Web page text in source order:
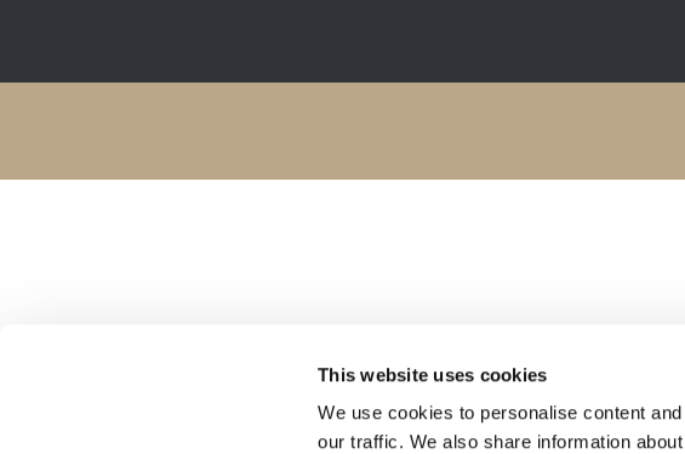
This website uses cookies
We use cookies to personalise content
our traffic. We also share information